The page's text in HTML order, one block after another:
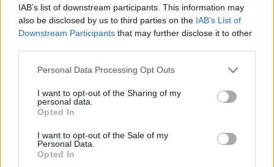
IAB’s list of downstream participants. This information may
also be disclosed by us to third parties on the IAB’s List of
Downstream Participants that may further disclose it to other
Please note that this website/app uses one or more Google
not limited to your visit or usage behaviour. You may click to
grant or deny consent to Google and its third-party tags to
use your data for below specified purposes in below Google
consent section.
Personal Data Processing Opt Outs
I want to opt-out of the Sharing of my
personal data.
Opted In
I want to opt-out of the Sale of my
Personal Data.
Opted In
Megoszlanak a vélemények, hogy blogunk
legnagyobb sikere a rendszeres olvasótábor, a
kormányszóvivői nyilatkozatot kiváltott poszt, vagy a
ez a vita a legújabb sajtóértesülések hatására
tárgytalanná vált. Törzsolvasóinknak…
Egyedül könnyebb
Nyeznajka•2009. július 16.